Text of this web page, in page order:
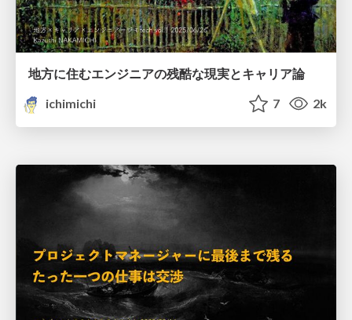
地方に住むエンジニアの残酷な現実とキャリア論
ichimichi
7 2k